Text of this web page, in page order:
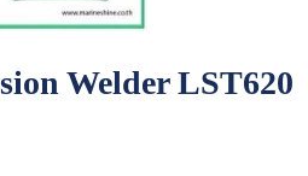
Welder LST620